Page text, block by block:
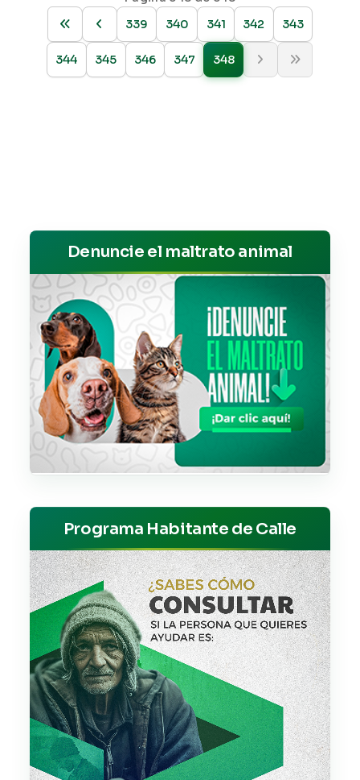
339
340 341 342 343
344 345 346 347 348
Denuncie el maltrato animal
Programa Habitante de Calle